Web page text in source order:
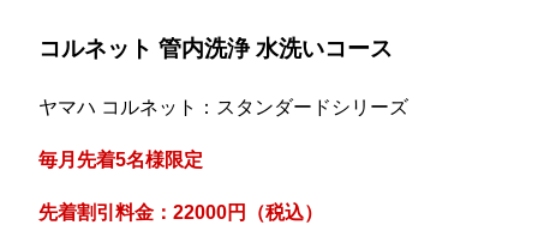
コルネット 管内洗浄 水洗いコース
ヤマハ コルネット：スタンダードシリーズ
毎月先着5名様限定
先着割引料金：22000円（税込）